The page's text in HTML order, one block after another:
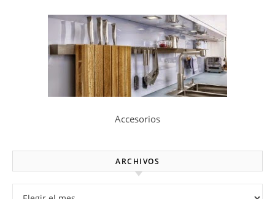
Accesorios
ARCHIVOS